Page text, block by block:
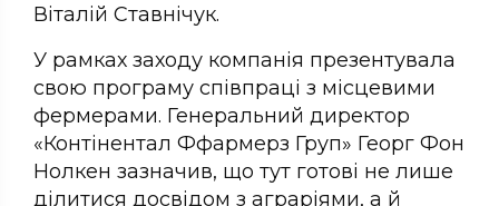
Віталій Ставнічук.
У рамках заходу компанія презентувала
свою програму співпраці з місцевими
фермерами. Генеральний директор
«Контінентал Ффармерз Груп» Георг Фон
Нолкен зазначив, що тут готові не лише
ділитися досвідом з аграріями, а й